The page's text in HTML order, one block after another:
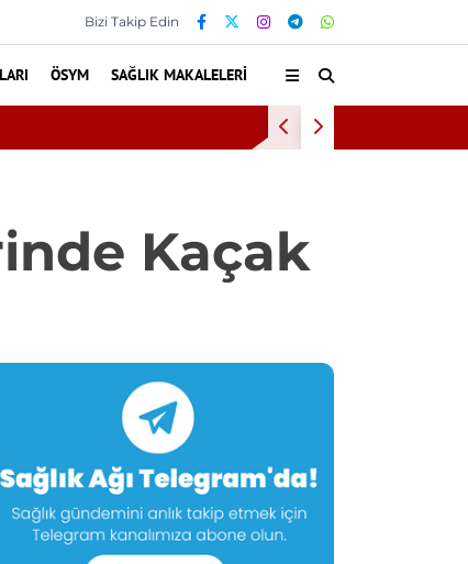
Bizi Takip Edin
ÖSYM SAĞLIK MAKALELERI
oksijen tedavisinden yararlandı
Kaçak